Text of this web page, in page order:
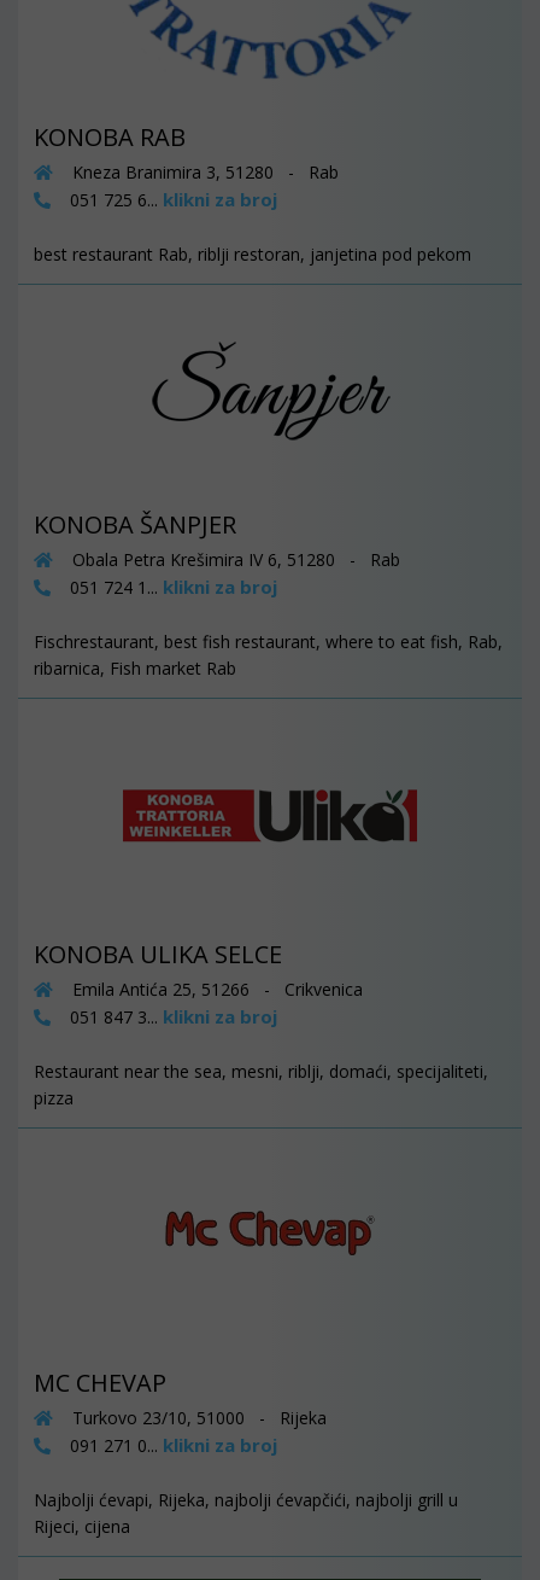
KONOBA RAB
Kneza Branimira 3, 51280 - Rab
051 725 6... klikni za broj
best restaurant Rab, riblji restoran, janjetina pod pekom
KONOBA ŠANPJER
Obala Petra Krešimira IV 6, 51280 - Rab
051 724 1... klikni za broj
Fischrestaurant, best fish restaurant, where to eat fish, Rab,
ribarnica, Fish market Rab
KONOBA ULIKA SELCE
Emila Antića 25, 51266 - Crikvenica
051 847 3... klikni za broj
Restaurant near the sea, mesni, riblji, domaći, specijaliteti,
pizza
MC CHEVAP
Turkovo 23/10, 51000 - Rijeka
091 271 0... klikni za broj
Najbolji ćevapi, Rijeka, najbolji ćevapčići, najbolji grill u
Rijeci, cijena